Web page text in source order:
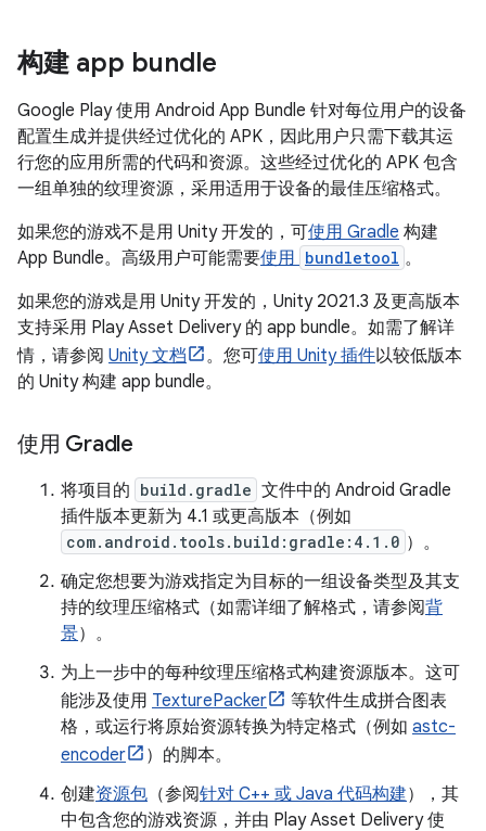
构建 app bundle
Google Play 使用 Android App Bundle 针对每位用户的设备
配置生成并提供经过优化的 APK，因此用户只需下载其运
行您的应用所需的代码和资源。这些经过优化的 APK 包含
一组单独的纹理资源，采用适用于设备的最佳压缩格式。
如果您的游戏不是用 Unity 开发的，可使用 Gradle 构建
App Bundle。高级用户可能需要使用 bundletool 。
如果您的游戏是用 Unity 开发的，Unity 2021.3 及更高版本
支持采用 Play Asset Delivery 的 app bundle。如需了解详
情，请参阅 Unity 文档 。您可使用 Unity 插件以较低版本
的 Unity 构建 app bundle。
使用 Gradle
将项目的 build.gradle 文件中的 Android Gradle
插件版本更新为 4.1 或更高版本（例如
com.android.tools.build:gradle:4.1.0 ）。
确定您想要为游戏指定为目标的一组设备类型及其支
持的纹理压缩格式（如需详细了解格式，请参阅背
景）。
为上一步中的每种纹理压缩格式构建资源版本。这可
能涉及使用 TexturePacker
等软件生成拼合图表
格，或运行将原始资源转换为特定格式（例如 astc-
encoder
）的脚本。
创建资源包 （参阅针对 C++ 或 Java 代码构建），其
中包含您的游戏资源，并由 Play Asset Delivery 使